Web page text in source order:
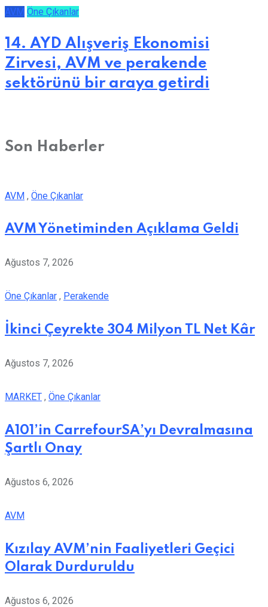
AVM Öne Çıkanlar
14. AYD Alışveriş Ekonomisi
Zirvesi, AVM ve perakende
sektörünü bir araya getirdi
Son Haberler
AVM , Öne Çıkanlar
AVM Yönetiminden Açıklama Geldi
Ağustos 7, 2026
Öne Çıkanlar , Perakende
İkinci Çeyrekte 304 Milyon TL Net Kâr
Ağustos 7, 2026
MARKET , Öne Çıkanlar
A101’in CarrefourSA’yı Devralmasına
Şartlı Onay
Ağustos 6, 2026
AVM
Kızılay AVM’nin Faaliyetleri Geçici
Olarak Durduruldu
Ağustos 6, 2026